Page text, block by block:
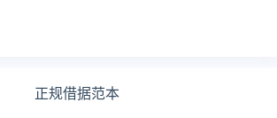
正规借据范本